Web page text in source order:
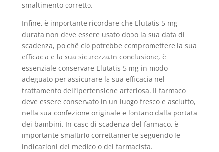
smaltimento corretto.
Infine, è importante ricordare che Elutatis 5 mg
durata non deve essere usato dopo la sua data di
scadenza, poichê ciò potrebbe compromettere la sua
efficacia e la sua sicurezza.In conclusione, è
essenziale conservare Elutatis 5 mg in modo
adeguato per assicurare la sua efficacia nel
trattamento dell’ipertensione arteriosa. Il farmaco
deve essere conservato in un luogo fresco e asciutto,
nella sua confezione originale e lontano dalla portata
dei bambini. In caso di scadenza del farmaco, è
importante smaltirlo correttamente seguendo le
indicazioni del medico o del farmacista.